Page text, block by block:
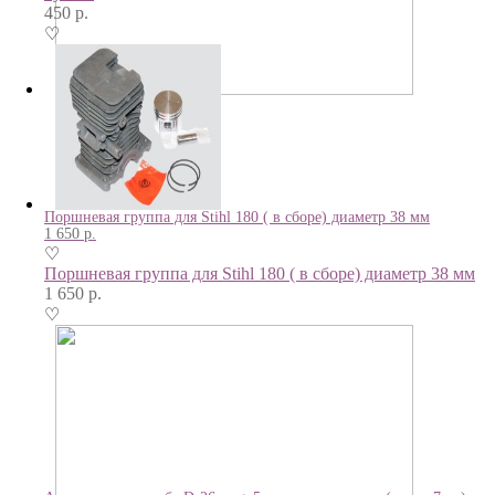
450 р.
♡
Поршневая группа для Stihl 180 ( в сборе) диаметр 38 мм
1 650 р.
♡
Поршневая группа для Stihl 180 ( в сборе) диаметр 38 мм
1 650 р.
♡